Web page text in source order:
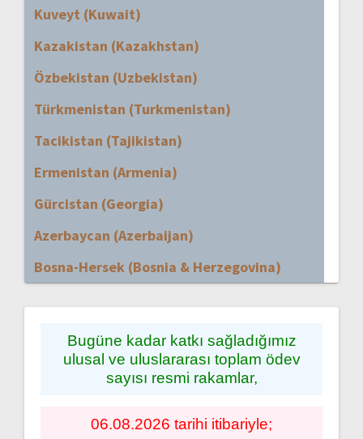
Kuveyt (Kuwait)
Kazakistan (Kazakhstan)
Özbekistan (Uzbekistan)
Türkmenistan (Turkmenistan)
Tacikistan (Tajikistan)
Ermenistan (Armenia)
Gürcistan (Georgia)
Azerbaycan (Azerbaijan)
Bosna-Hersek (Bosnia & Herzegovina)
Bugüne kadar katkı sağladığımız
ulusal ve uluslararası toplam ödev
sayısı resmi rakamlar,
06.08.2026 tarihi itibariyle;